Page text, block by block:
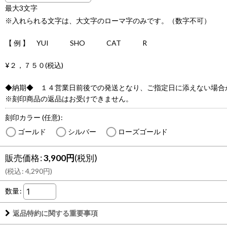
最大3文字
※入れられる文字は、大文字のローマ字のみです。（数字不可）
【 例 】 YUI SHO CAT R
¥２，７５０(税込)
◆納期◆ １４営業日前後での発送となり、ご指定日に添えない場合
※刻印商品の返品はお受けできません。
刻印カラー (任意):
ゴールド
シルバー ローズゴールド
販売価格:3,900円(税別)
(税込: 4,290円)
数量:
返品特約に関する重要事項